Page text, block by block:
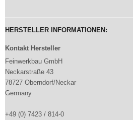
HERSTELLER INFORMATIONEN:
Kontakt Hersteller
Feinwerkbau GmbH
Neckarstraße 43
78727 Oberndorf/Neckar
Germany
+49 (0) 7423 / 814-0